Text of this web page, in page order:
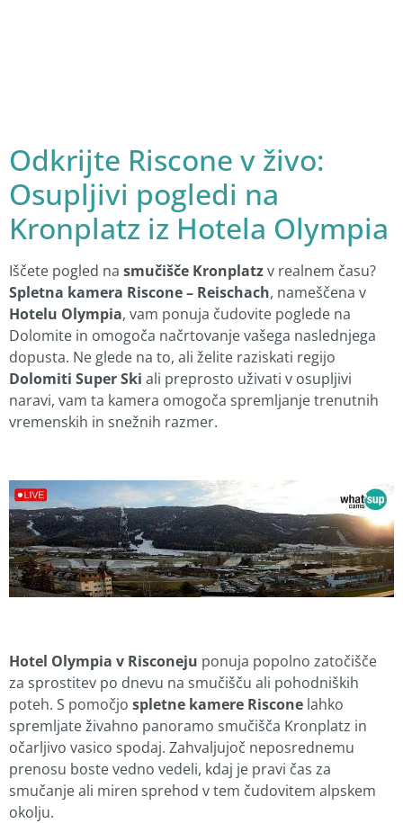
Odkrijte Riscone v živo:
Osupljivi pogledi na
Kronplatz iz Hotela Olympia
Iščete pogled na smučišče Kronplatzv realnem času?
Spletna kamera Riscone – Reischach, nameščena v
Hotelu Olympia, vam ponuja čudovite poglede na
Dolomite in omogoča načrtovanje vašega naslednjega
dopusta. Ne glede na to, ali želite raziskati regijo
Dolomiti Super Ski ali preprosto uživati v osupljivi
naravi, vam ta kamera omogoča spremljanje trenutnih
vremenskih in snežnih razmer.
Hotel Olympia v Risconeju ponuja popolno zatočišče
za sprostitev po dnevu na smučišču ali pohodniških
poteh. S pomočjo spletne kamere Riscone lahko
spremljate živahno panoramo smučišča Kronplatz in
očarljivo vasico spodaj. Zahvaljujoč neposrednemu
prenosu boste vedno vedeli, kdaj je pravi čas za
smučanje ali miren sprehod v tem čudovitem alpskem
okolju.